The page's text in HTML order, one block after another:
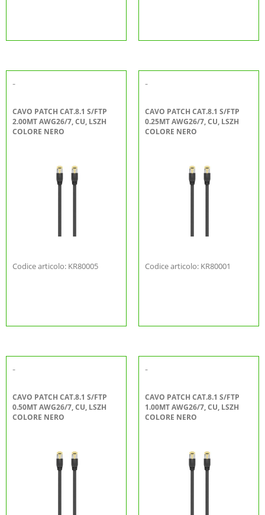
-
CAVO PATCH CAT.8.1 S/FTP
2.00MT AWG26/7, CU, LSZH
COLORE NERO
Codice articolo: KR80005
-
CAVO PATCH CAT.8.1 S/FTP
0.25MT AWG26/7, CU, LSZH
COLORE NERO
Codice articolo: KR80001
-
CAVO PATCH CAT.8.1 S/FTP
0.50MT AWG26/7, CU, LSZH
COLORE NERO
-
CAVO PATCH CAT.8.1 S/FTP
1.00MT AWG26/7, CU, LSZH
COLORE NERO